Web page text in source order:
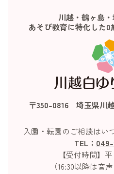
川越・鶴ヶ島
あそび教育に特化した
〒350-0816 埼玉県川
入園・転園のご相談はい
TEL： 049-
【受付時間】
（16:30以降は音